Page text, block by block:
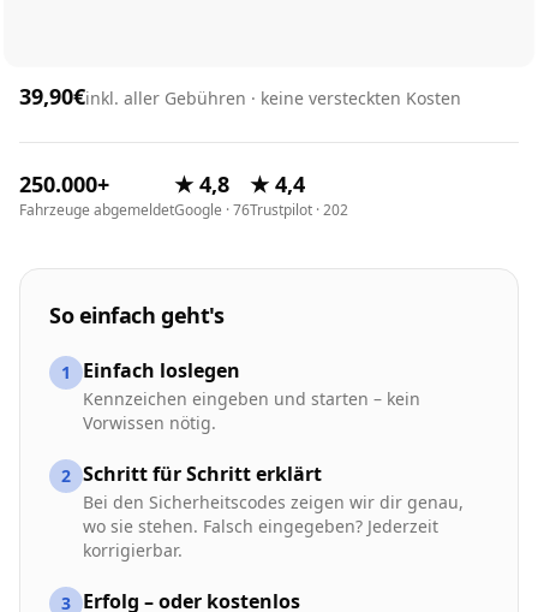
39,90€inkl. aller Gebühren · keine versteckten Kosten
250.000+
Fahrzeuge abgemeldet
★ 4,8
Google · 76
★ 4,4
Trustpilot · 202
So einfach geht's
1 Einfach loslegen
Kennzeichen eingeben und starten – kein
Vorwissen nötig.
2 Schritt für Schritt erklärt
Bei den Sicherheitscodes zeigen wir dir genau,
wo sie stehen. Falsch eingegeben? Jederzeit
korrigierbar.
3 Erfolg – oder kostenlos